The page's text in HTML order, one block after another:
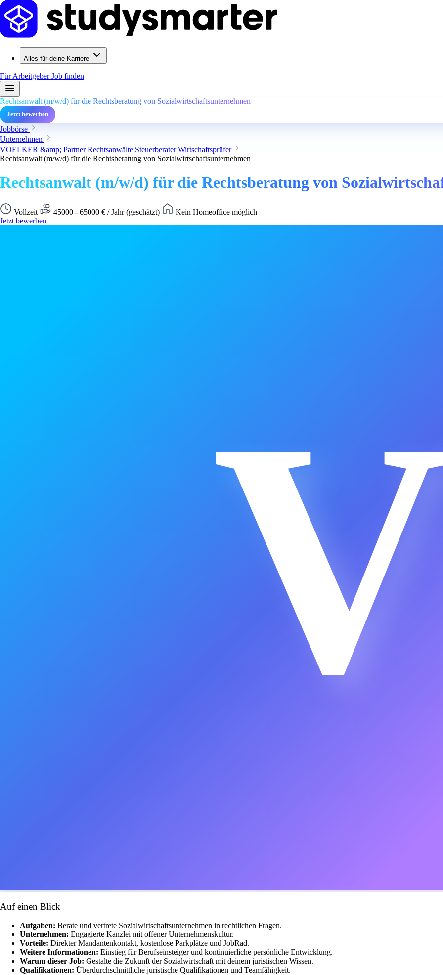
Alles für deine Karriere
Für ArbeitgeberJob finden
Rechtsanwalt (m/w/d) für die Rechtsberatung von Sozialwirtschaftsunternehmen
Jetzt bewerben
Jobbörse
Unternehmen
VOELKER &amp; Partner Rechtsanwälte Steuerberater Wirtschaftsprüfer
Rechtsanwalt (m/w/d) für die Rechtsberatung von Sozialwirtschaftsunternehmen
Rechtsanwalt (m/w/d) für die Rechtsberatung von
Vollzeit 45000 - 65000 € / Jahr (geschätzt)
Kein Homeoffice möglich
Jetzt bewerben
Auf einen Blick
Aufgaben: Berate und vertrete Sozialwirtschaftsunternehmen in rechtlichen Fragen.
Unternehmen: Engagierte Kanzlei mit offener Unternehmenskultur.
Vorteile: Direkter Mandantenkontakt, kostenlose Parkplätze und JobRad.
Weitere Informationen: Einstieg für Berufseinsteiger und kontinuierliche persönliche Entwicklung.
Warum dieser Job: Gestalte die Zukunft der Sozialwirtschaft mit deinem juristischen Wissen.
Qualifikationen: Überdurchschnittliche juristische Qualifikationen und Teamfähigkeit.